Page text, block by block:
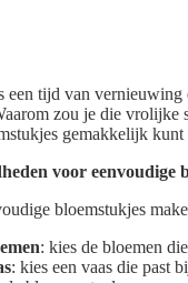
een tijd van
zou je die vrolijke
gemakkelijk
voor eenvoudige
bloemstukjes
: kies de bloemen
: kies een vaas die past